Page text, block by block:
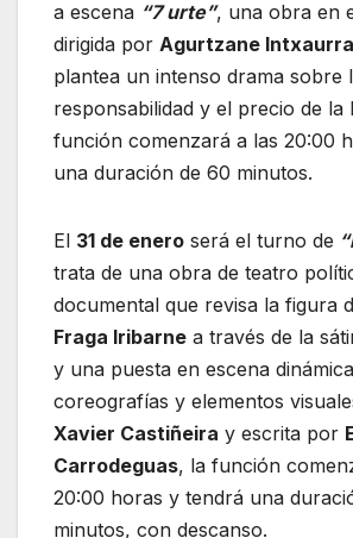
a escena “7 urte”, una obra en
dirigida por Agurtzane
plantea un intenso drama sobre
responsabilidad y el precio de la
función comenzará a las 20:00
una duración de 60 minutos.
El 31 de enero será el turno de
trata de una obra de teatro
documental que revisa la figura
Fraga Iribarne a través de la
y una puesta en escena
coreografías y elementos
Xavier Castiñeira y escrita por
Carrodeguas, la función
20:00 horas y tendrá una
minutos, con descanso.